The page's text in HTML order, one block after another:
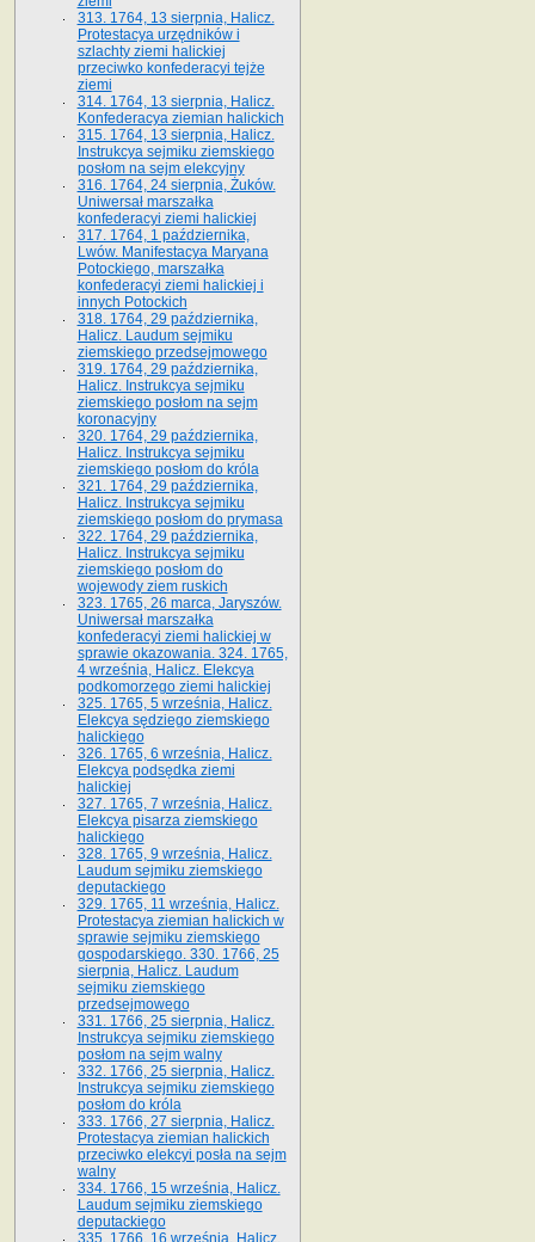
313. 1764, 13 sierpnia, Halicz.
Protestacya urzędników i
szlachty ziemi halickiej
przeciwko konfederacyi tejże
ziemi
314. 1764, 13 sierpnia, Halicz.
Konfederacya ziemian halickich
315. 1764, 13 sierpnia, Halicz.
Instrukcya sejmiku ziemskiego
posłom na sejm elekcyjny
316. 1764, 24 sierpnia, Żuków.
Uniwersał marszałka
konfederacyi ziemi halickiej
317. 1764, 1 października,
Lwów. Manifestacya Maryana
Potockiego, marszałka
konfederacyi ziemi halickiej i
innych Potockich
318. 1764, 29 października,
Halicz. Laudum sejmiku
ziemskiego przedsejmowego
319. 1764, 29 października,
Halicz. Instrukcya sejmiku
ziemskiego posłom na sejm
koronacyjny
320. 1764, 29 października,
Halicz. Instrukcya sejmiku
ziemskiego posłom do króla
321. 1764, 29 października,
Halicz. Instrukcya sejmiku
ziemskiego posłom do prymasa
322. 1764, 29 października,
Halicz. Instrukcya sejmiku
ziemskiego posłom do
wojewody ziem ruskich
323. 1765, 26 marca, Jaryszów.
Uniwersał marszałka
konfederacyi ziemi halickiej w
sprawie okazowania. 324. 1765,
4 września, Halicz. Elekcya
podkomorzego ziemi halickiej
325. 1765, 5 września, Halicz.
Elekcya sędziego ziemskiego
halickiego
326. 1765, 6 września, Halicz.
Elekcya podsędka ziemi
halickiej
327. 1765, 7 września, Halicz.
Elekcya pisarza ziemskiego
halickiego
328. 1765, 9 września, Halicz.
Laudum sejmiku ziemskiego
deputackiego
329. 1765, 11 września, Halicz.
Protestacya ziemian halickich w
sprawie sejmiku ziemskiego
gospodarskiego. 330. 1766, 25
sierpnia, Halicz. Laudum
sejmiku ziemskiego
przedsejmowego
331. 1766, 25 sierpnia, Halicz.
Instrukcya sejmiku ziemskiego
posłom na sejm walny
332. 1766, 25 sierpnia, Halicz.
Instrukcya sejmiku ziemskiego
posłom do króla
333. 1766, 27 sierpnia, Halicz.
Protestacya ziemian halickich
przeciwko elekcyi posła na sejm
walny
334. 1766, 15 września, Halicz.
Laudum sejmiku ziemskiego
deputackiego
335. 1766, 16 września, Halicz.